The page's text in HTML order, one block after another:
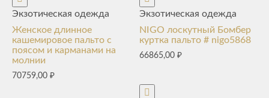
Экзотическая одежда
Женское длинное
кашемировое пальто с
поясом и карманами на
молнии
70759,00 ₽
Экзотическая одежда
NIGO лоскутный Бомбер
куртка пальто # nigo5868
66865,00₽